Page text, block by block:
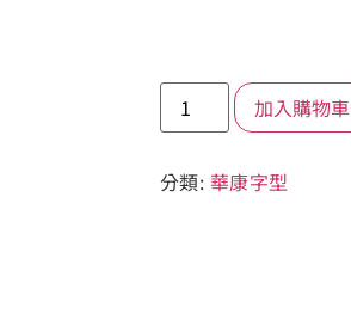
加入購物車
分類: 華康字型